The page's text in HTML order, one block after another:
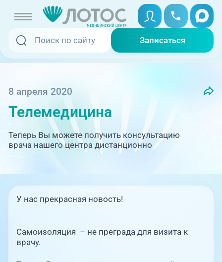
Записаться
Записаться
Специалисты
Акции
Адреса клиник
О клинике
Записаться онлайн
Вызвать скорую
Медицина на дому
запись на прием
8 апреля 2020
Телемедицина
Теперь Вы можете получить консультацию
врача нашего центра дистанционно
У нас прекрасная новость!
Самоизоляция – не преграда для визита к
врачу.